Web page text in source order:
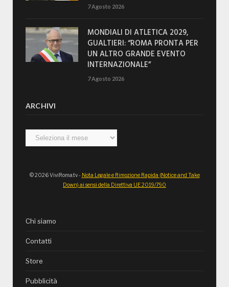
7 Agosto 2026
MONDIALI DI ATLETICA 2029,
GUALTIERI: “ROMA PRONTA PER
UN ALTRO GRANDE EVENTO
INTERNAZIONALE”
7 Agosto 2026
ARCHIVI
Archivi
© 2026 ViviRoma.tv - Nota Legale e Rimozione Rapida (Notice and Take
Down) ai sensi della Direttiva UE 2019/790
Chi siamo
Contatti
Store
Pubblicità